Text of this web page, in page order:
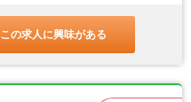
この求人に興味がある